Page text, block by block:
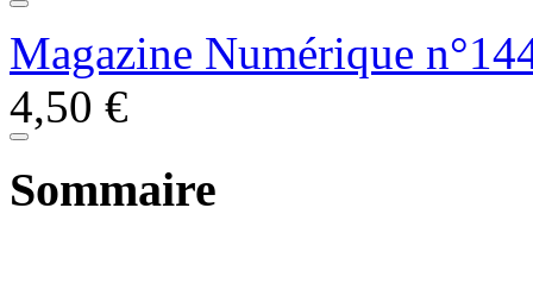
Magazine Numérique
4,50 €
Sommaire